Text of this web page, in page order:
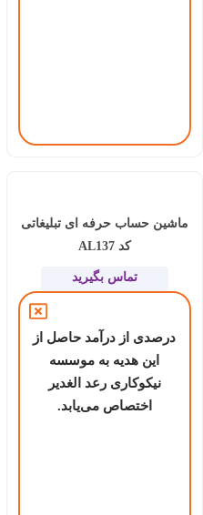
ماشین حساب حرفه ای تبلیغاتی
کد AL137
تماس بگیرید
درصدی از درآمد حاصل از
این هدیه به موسسه
نیکوکاری رعد الغدیر
اختصاص می‌یابد.